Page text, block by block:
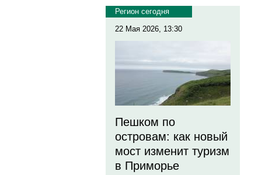
Регион сегодня
22 Мая 2026, 13:30
Пешком по
островам: как новый
мост изменит туризм
в Приморье